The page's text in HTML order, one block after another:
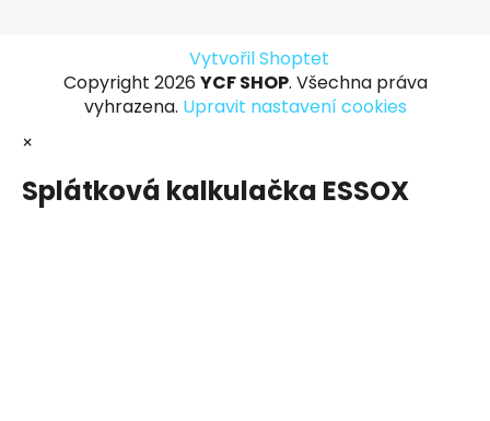
Vytvořil Shoptet
Copyright 2026 YCF SHOP. Všechna práva
vyhrazena. Upravit nastavení cookies
×
Splátková kalkulačka ESSOX